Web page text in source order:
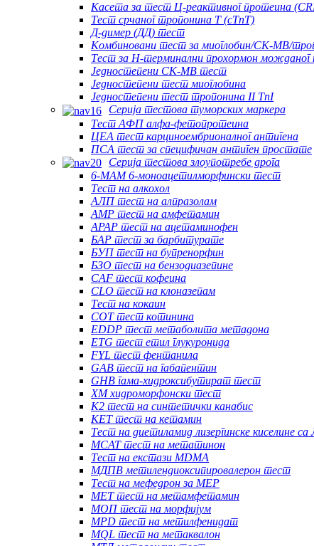
Касета за тест Ц-реактивног протеина
Тест срчаног тропонина Т (cTnT)
Д-димер (ДД) тест
Комбиновани тест за миоглобин/CK-MB/
Тест за Н-терминални прохормон можданог
Једностепени CK-MB тест
Једностепени тест миоглобина
Једностепени тест тропонина II TnI
Серија тестова туморских маркера
Тест АФП алфа-фетопротеина
ЦЕА тест карциноембрионалног антигена
ПСА тест за специфичан антиген простате
Серија тестова злоупотребе дрога
6-MAM 6-моноацетилморфински тест
Тест на алкохол
АЛП тест на алпразолам
AMP тест на амфетамин
APAP тест на ацетаминофен
БАР тест за барбитурате
БУП тест на бупренорфин
БЗО тест на бензодиазепине
CAF тест кофеина
CLO тест на клоназепам
Тест на кокаин
COT тест котинина
EDDP тест метаболита метадона
ETG тест етил глукуронида
FYL тест фентанила
GAB тест на габапентин
GHB гама-хидроксибутират тест
ХМ хидроморфонски тест
К2 тест на синтетички канабис
КЕТ тест на кетамин
Тест на диетиламид лизергинске киселине
MCAT тест на метатинон
Тест на екстази MDMA
МДПВ метилендиоксипировалерон тест
Тест на мефедрон за MEP
МЕТ тест на метамфетамин
МОП тест на морфијум
MPD тест на метилфенидат
MQL тест на метаквалон